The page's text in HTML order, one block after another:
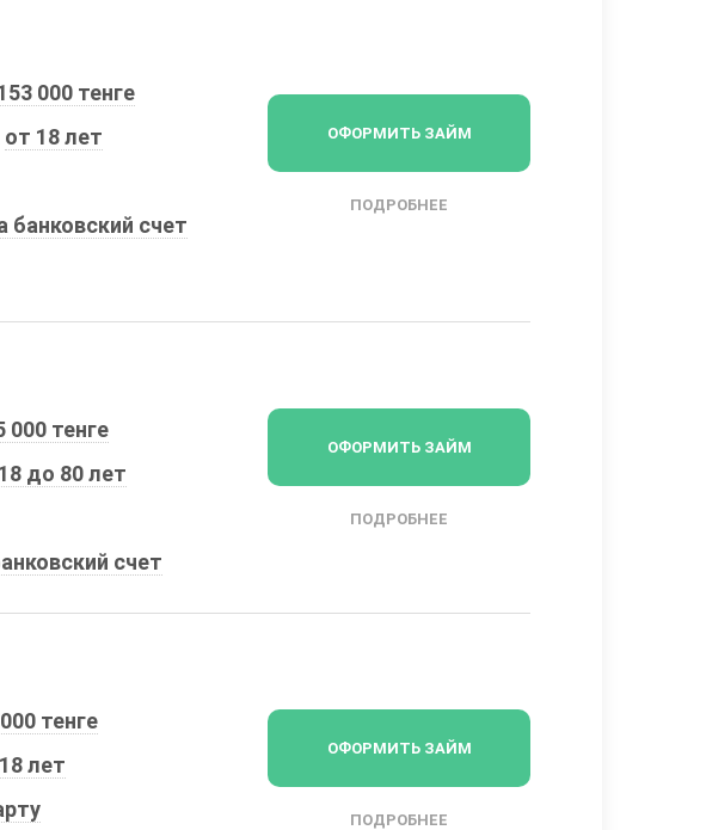
000 тенге
от 18 лет
банковский счет
ОФОРМИТЬ ЗАЙМ
ПОДРОБНЕЕ
000 тенге
до 80 лет
счет
ОФОРМИТЬ ЗАЙМ
ПОДРОБНЕЕ
тенге
лет
ОФОРМИТЬ ЗАЙМ
ПОДРОБНЕЕ